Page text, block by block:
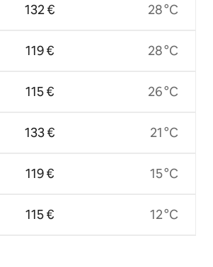
132 €
119 €
115 €
133 €
119 €
115 €
28 °C
28 °C
26 °C
21 °C
15 °C
12 °C